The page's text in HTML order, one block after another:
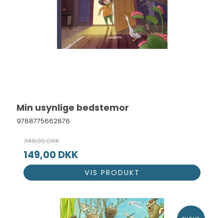
Min usynlige bedstemor
9788775662876
349,00 DKK
149,00 DKK
VIS PRODUKT